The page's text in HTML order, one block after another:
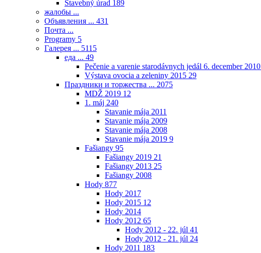
Stavebný úrad 189
жалобы ...
Объявления ... 431
Почта ...
Programy 5
Галерея ... 5115
еда ... 49
Pečenie a varenie starodávnych jedál 6. december 2010
Výstava ovocia a zeleniny 2015 29
Праздники и торжества ... 2075
MDŽ 2019 12
1. máj 240
Stavanie mája 2011
Stavanie mája 2009
Stavanie mája 2008
Stavanie mája 2019 9
Fašiangy 95
Fašiangy 2019 21
Fašiangy 2013 25
Fašiangy 2008
Hody 877
Hody 2017
Hody 2015 12
Hody 2014
Hody 2012 65
Hody 2012 - 22. júl 41
Hody 2012 - 21. júl 24
Hody 2011 183